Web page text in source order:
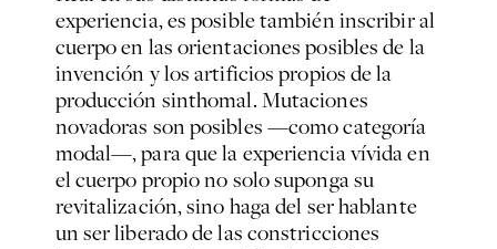
experiencia, es posible también inscribir al
cuerpo en las orientaciones posibles de la
invención y los artificios propios de la
producción sinthomal. Mutaciones
novadoras son posibles —como categoría
modal—, para que la experiencia vívida en
el cuerpo propio no solo suponga su
revitalización, sino haga del ser hablante
un ser liberado de las constricciones